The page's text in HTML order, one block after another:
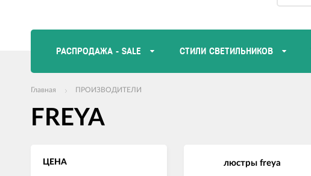
РАСПРОДАЖА - SALE СТИЛИ СВЕТИЛЬНИКОВ
Главная ПРОИЗВОДИТЕЛИ
FREYA
ЦЕНА люстры freya